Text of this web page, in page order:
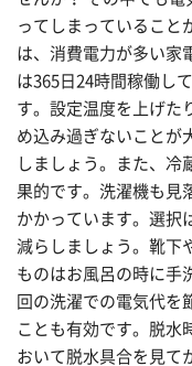
ってしまっていること
は、消費電力が多い家
は365日24時間稼働し
す。設定温度を上げた
め込み過ぎないことが
しましょう。また、冷
果的です。洗濯機も見
かかっています。選択
減らしましょう。靴下
ものはお風呂の時に手
回の洗濯での電気代を
ことも有効です。脱水
おいて脱水具合を見て